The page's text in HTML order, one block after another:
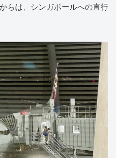
らは、シンガポールへの直行